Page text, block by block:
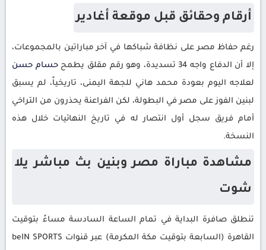
أرقام وحقائق قبل موقعة أغادير
رغم حفاظ مصر على نظافة شباكها في آخر مباراتين بالمجموعات،
إلا أن الدفاع واجه 34 تسديدة، وهو رقم مقلق يطمح
حسام حسن
لعلاجه اليوم بعودة محمد هاني للجهة اليمنى، تاريخياً، لم يسبق
لبنين الفوز على مصر في البطولة، لكن الفراعنة يحذرون من التراخي
أمام فريق سجل أول انتصار له في تاريخ النهائيات خلال هذه
النسخة.
مشاهدة مباراة مصر وبنين بث مباشر يلا
شوت
تنطلق صافرة البداية في تمام الساعة السادسة مساءً بتوقيت
القاهرة (السابعة بتوقيت مكة المكرمة) عبر قنوات beIN SPORTS